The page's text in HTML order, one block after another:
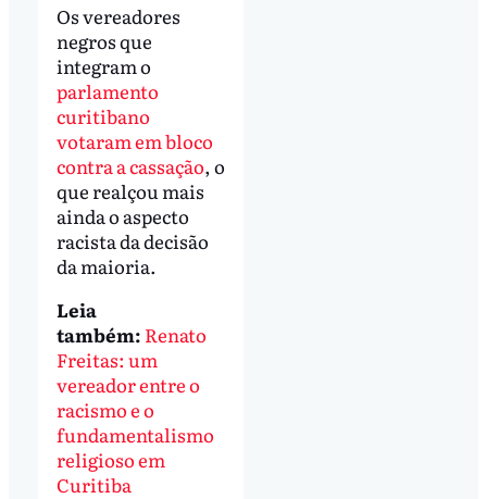
Os vereadores
negros que
integram o
parlamento
curitibano
votaram em bloco
contra a cassação, o
que realçou mais
ainda o aspecto
racista da decisão
da maioria.
Leia
também: Renato
Freitas: um
vereador entre o
racismo e o
fundamentalismo
religioso em
Curitiba